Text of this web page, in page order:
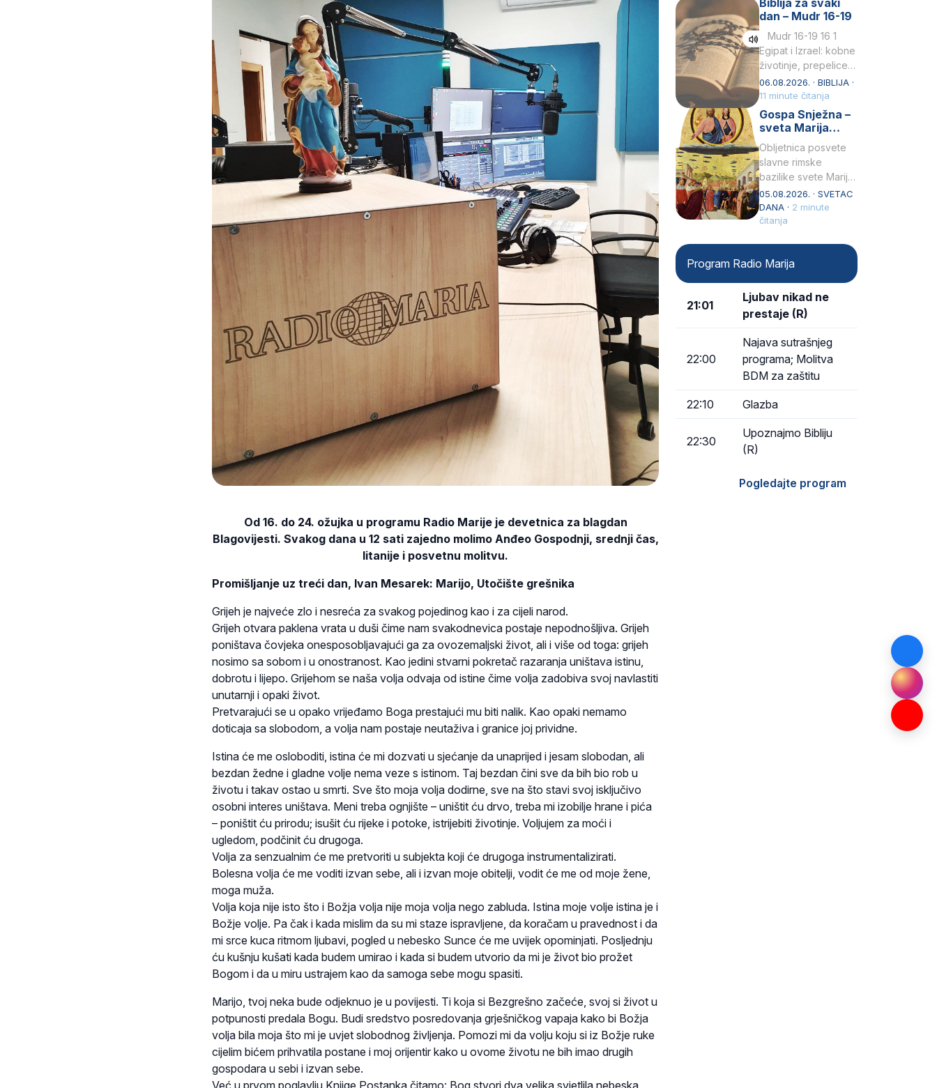
Od 16. do 24. ožujka u programu Radio Marije je devetnica za blagdan
Blagovijesti. Svakog dana u 12 sati zajedno molimo Anđeo Gospodnji, srednji čas,
litanije i posvetnu molitvu.
Promišljanje uz treći dan, Ivan Mesarek: Marijo, Utočište grešnika
Grijeh je najveće zlo i nesreća za svakog pojedinog kao i za cijeli narod.
Grijeh otvara paklena vrata u duši čime nam svakodnevica postaje nepodnošljiva. Grijeh
poništava čovjeka onesposobljavajući ga za ovozemaljski život, ali i više od toga: grijeh
nosimo sa sobom i u onostranost. Kao jedini stvarni pokretač razaranja uništava istinu,
dobrotu i lijepo. Grijehom se naša volja odvaja od istine čime volja zadobiva svoj navlastiti
unutarnji i opaki život.
Pretvarajući se u opako vrijeđamo Boga prestajući mu biti nalik. Kao opaki nemamo
doticaja sa slobodom, a volja nam postaje neutaživa i granice joj prividne.
Istina će me osloboditi, istina će mi dozvati u sjećanje da unaprijed i jesam slobodan, ali
bezdan žedne i gladne volje nema veze s istinom. Taj bezdan čini sve da bih bio rob u
životu i takav ostao u smrti. Sve što moja volja dodirne, sve na što stavi svoj isključivo
osobni interes uništava. Meni treba ognjište – uništit ću drvo, treba mi izobilje hrane i pića
– poništit ću prirodu; isušit ću rijeke i potoke, istrijebiti životinje. Voljujem za moći i
ugledom, podčinit ću drugoga.
Volja za senzualnim će me pretvoriti u subjekta koji će drugoga instrumentalizirati.
Bolesna volja će me voditi izvan sebe, ali i izvan moje obitelji, vodit će me od moje žene,
moga muža.
Volja koja nije isto što i Božja volja nije moja volja nego zabluda. Istina moje volje istina je i
Božje volje. Pa čak i kada mislim da su mi staze ispravljene, da koračam u pravednost i da
mi srce kuca ritmom ljubavi, pogled u nebesko Sunce će me uvijek opominjati. Posljednju
ću kušnju kušati kada budem umirao i kada si budem utvorio da mi je život bio prožet
Bogom i da u miru ustrajem kao da samoga sebe mogu spasiti.
Marijo, tvoj neka bude odjeknuo je u povijesti. Ti koja si Bezgrešno začeće, svoj si život u
potpunosti predala Bogu. Budi sredstvo posredovanja grješničkog vapaja kako bi Božja
volja bila moja što mi je uvjet slobodnog življenja. Pomozi mi da volju koju si iz Božje ruke
cijelim bićem prihvatila postane i moj orijentir kako u ovome životu ne bih imao drugih
gospodara u sebi i izvan sebe.
Već u prvom poglavlju Knjige Postanka čitamo: Bog stvori dva velika svjetlila nebeska,
Petar u svojoj
drugoj…
Biblija za svaki
dan – Mudr 16-19
Mudr 16-19 16 1
Egipat i Izrael: kobne
životinje, prepelice
Zato bijahu
primjereno kažnjeni
sličnim životinjamai
mučeni mnoštvom
06.08.2026. · BIBLIJA ·
11 minute čitanja
Gospa Snježna –
sveta Marija
Velika, zaštitnica
rimske bazilike
Obljetnica posvete
slavne rimske
bazilike svete Marije
Velike (Santa Maria
Maggiore) u narodu
se slavi kao Gospa
05.08.2026. · SVETAC
DANA · 2 minute
čitanja
Program Radio Marija
21:01
Ljubav nikad ne
prestaje (R)
22:00
Najava sutrašnjeg
programa; Molitva
BDM za zaštitu
22:10 Glazba
22:30
Upoznajmo Bibliju
(R)
Pogledajte program